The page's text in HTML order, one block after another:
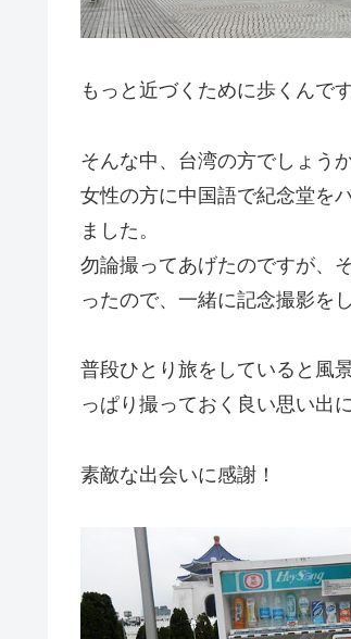
もっと近づくために歩くんで
そんな中、台湾の方でしょう
女性の方に中国語で紀念堂を
ました。
勿論撮ってあげたのですが、
ったので、一緒に記念撮影を
普段ひとり旅をしていると風
っぱり撮っておく良い思い出
素敵な出会いに感謝！